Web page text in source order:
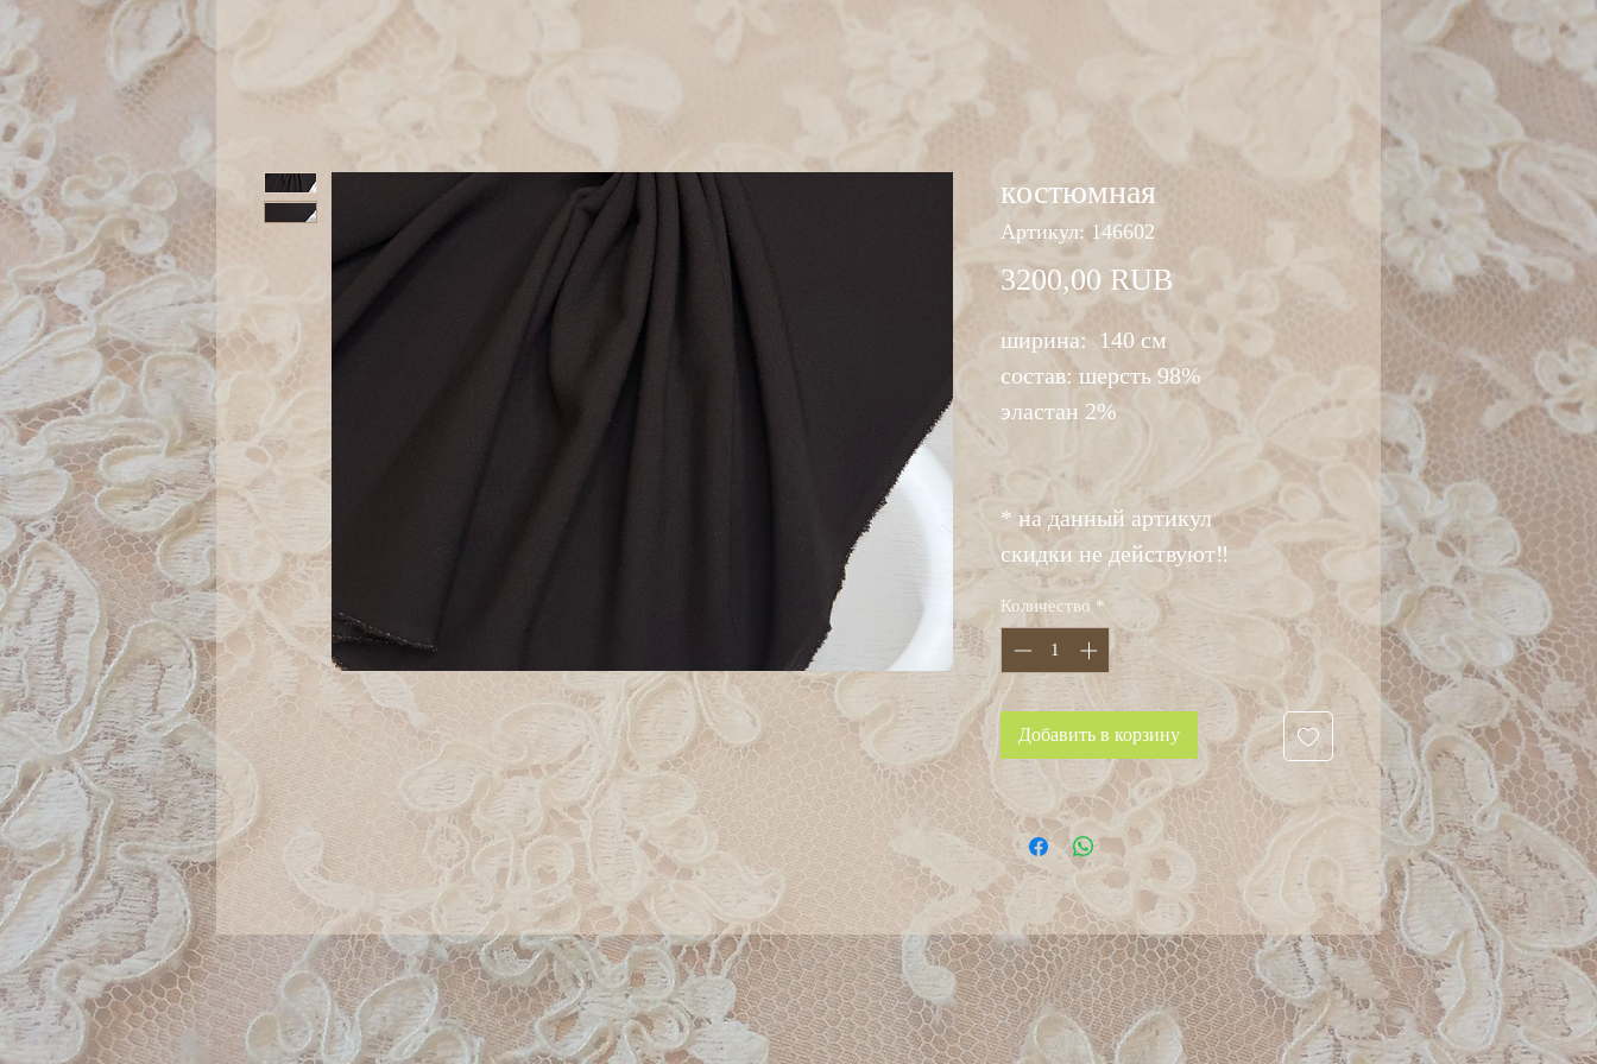
костюмная
Артикул: 146602
3200,00 RUB Цена
ширина: 140 см
состав: шерсть 98%
эластан 2%
* на данный артикул
скидки не действуют‼️
Количество *
Добавить в корзину